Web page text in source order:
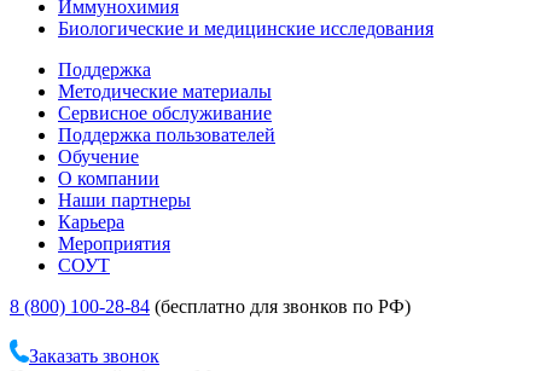
Иммунохимия
Биологические и медицинские исследования
Поддержка
Методические материалы
Сервисное обслуживание
Поддержка пользователей
Обучение
О компании
Наши партнеры
Карьера
Мероприятия
СОУТ
8 (800) 100-28-84 (бесплатно для звонков по РФ)
Заказать звонок